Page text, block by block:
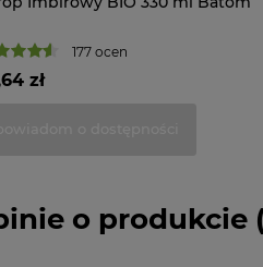
177 ocen
zł
o produkcie